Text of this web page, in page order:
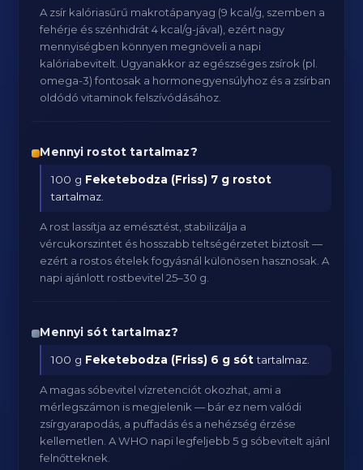
A zsír kalóriasűrű makrotápanyag (9 kcal/g, szemben a
fehérje és szénhidrát 4 kcal/g-jával), ezért nagy
mennyiségben könnyen megnöveli a napi
kalóriabevitelt. Ugyanakkor az egészséges zsírok (pl.
omega-3) fontosak a hormonegyensúlyhoz és a zsírban
oldódó vitaminok felszívódásához.
Mennyi rostot tartalmaz?
100 g Feketebodza (Friss) 7 g rostot
tartalmaz.
A rost lassítja az emésztést, stabilizálja a
vércukorszintet és hosszabb teltségérzetet biztosít —
ezért a rostos ételek fogyásnál különösen hasznosak. A
napi ajánlott rostbevitel 25–30 g.
Mennyi sót tartalmaz?
100 g Feketebodza (Friss) 6 g sóttartalmaz.
A magas sóbevitel vízretenciót okozhat, ami a
mérlegszámon is megjelenik — bár ez nem valódi
zsírgyarapodás, a puffadás és a nehézség érzése
kellemetlen. A WHO napi legfeljebb 5 g sóbevitelt ajánl
felnőtteknek.